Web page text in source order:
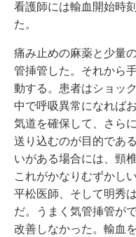
看護師には輸血開始時
た。
痛み止めの麻薬と少量
管挿管した。それから
動する。患者はショッ
中で呼吸異常になれば
気道を確保して、さら
送り込むのが目的であ
いがある場合には、頸
これがかなりむずかし
平松医師、そして明秀
だ。うまく気管挿管が
改善しなかった。輸血